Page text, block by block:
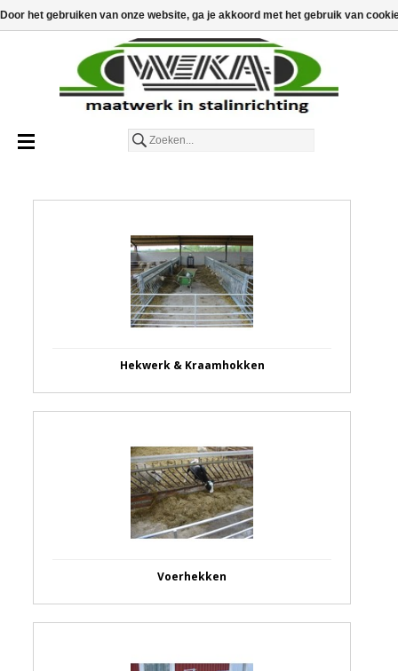
€0,00
€
Hekwerk & Kraamhokken
Voerhekken
Door het gebruiken van onze website, ga je akkoord met het gebruik van